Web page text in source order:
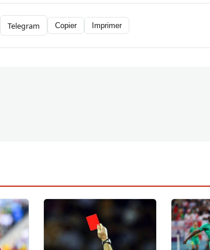
Telegram Copier Imprimer